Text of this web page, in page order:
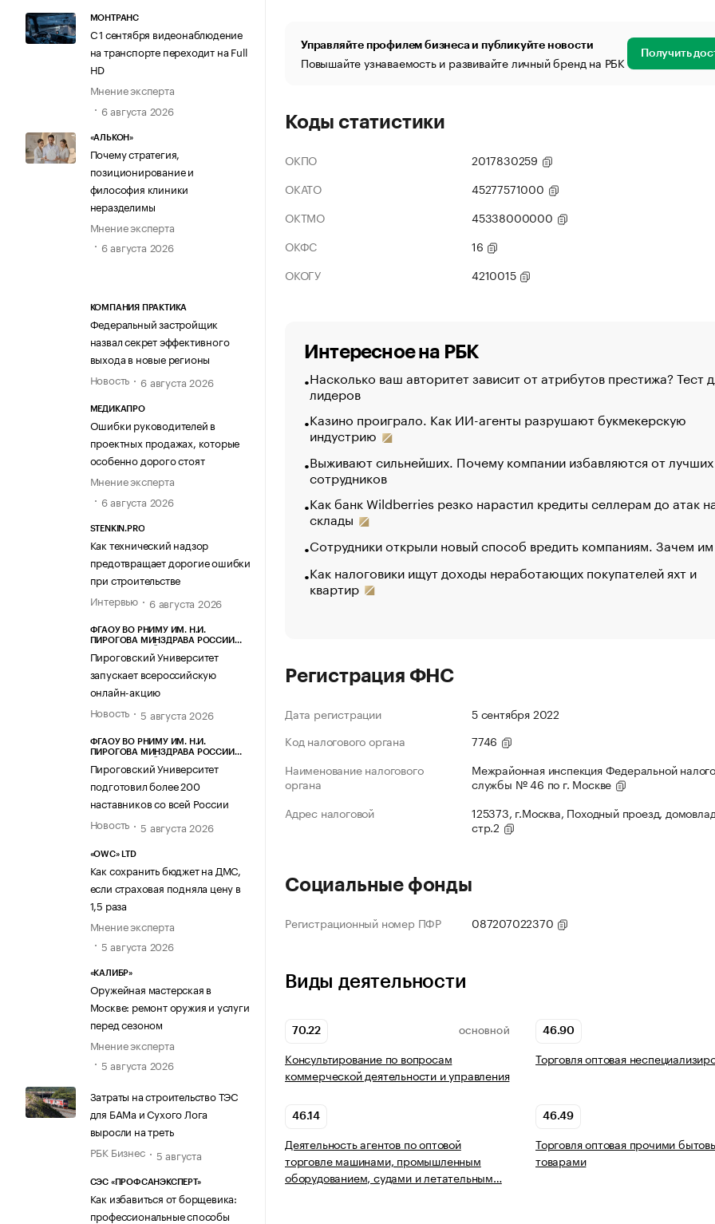
МОНТРАНС
С 1 сентября видеонаблюдение
на транспорте переходит на Full
HD
Мнение эксперта
6 августа 2026
«АЛЬКОН»
Почему стратегия,
позиционирование и
философия клиники
неразделимы
Мнение эксперта
6 августа 2026
КОМПАНИЯ ПРАКТИКА
Федеральный застройщик
назвал секрет эффективного
выхода в новые регионы
Новость
6 августа 2026
МЕДИКАПРО
Ошибки руководителей в
проектных продажах, которые
особенно дорого стоят
Мнение эксперта
6 августа 2026
STENKIN.PRO
Как технический надзор
предотвращает дорогие ошибки
при строительстве
Интервью
6 августа 2026
ФГАОУ ВО РНИМУ ИМ. Н.И.
ПИРОГОВА МИНЗДРАВА РОССИИ
Пироговский Университет
запускает всероссийскую
онлайн-акцию
Новость
5 августа 2026
ФГАОУ ВО РНИМУ ИМ. Н.И.
ПИРОГОВА МИНЗДРАВА РОССИИ
Пироговский Университет
подготовил более 200
наставников со всей России
Новость
5 августа 2026
«OWC» LTD
Как сохранить бюджет на ДМС,
если страховая подняла цену в
1,5 раза
Мнение эксперта
5 августа 2026
«КАЛИБР»
Оружейная мастерская в
Москве: ремонт оружия и услуги
перед сезоном
Мнение эксперта
5 августа 2026
Затраты на строительство ТЭС
для БАМа и Сухого Лога
выросли на треть
РБК Бизнес
5 августа
СЭС «ПРОФСАНЭКСПЕРТ»
Как избавиться от борщевика:
профессиональные способы
Управляйте профилем бизнеса и публикуйте новости
Повышайте узнаваемость и развивайте личный бренд на РБК Получить
Коды статистики
ОКПО
2017830259
ОКАТО
45277571000
ОКТМО
45338000000
ОКФС
16
ОКОГУ
4210015
Интересное на РБК
Насколько ваш авторитет зависит от атрибутов престижа? Тест
лидеров
Казино проиграло. Как ИИ-агенты разрушают букмекерскую
индустрию
Выживают сильнейших. Почему компании избавляются от лучших
сотрудников
Как банк Wildberries резко нарастил кредиты селлерам до атак
склады
Сотрудники открыли новый способ вредить компаниям. Зачем
Как налоговики ищут доходы неработающих покупателей яхт и
квартир
Регистрация ФНС
Дата регистрации
5 сентября 2022
Код налогового органа
7746
Наименование налогового
органа
Межрайонная инспекция Федеральной
службы № 46 по г. Москве
Адрес налоговой
125373, г.Москва, Походный проезд,
стр.2
Социальные фонды
Регистрационный номер ПФР 087207022370
Виды деятельности
70.22 ОСНОВНОЙ
Консультирование по вопросам
коммерческой деятельности и управления
46.90
Торговля оптовая
46.14
Деятельность агентов по оптовой
торговле машинами, промышленным
оборудованием, судами и летательным…
46.49
Торговля оптовая прочими
товарами